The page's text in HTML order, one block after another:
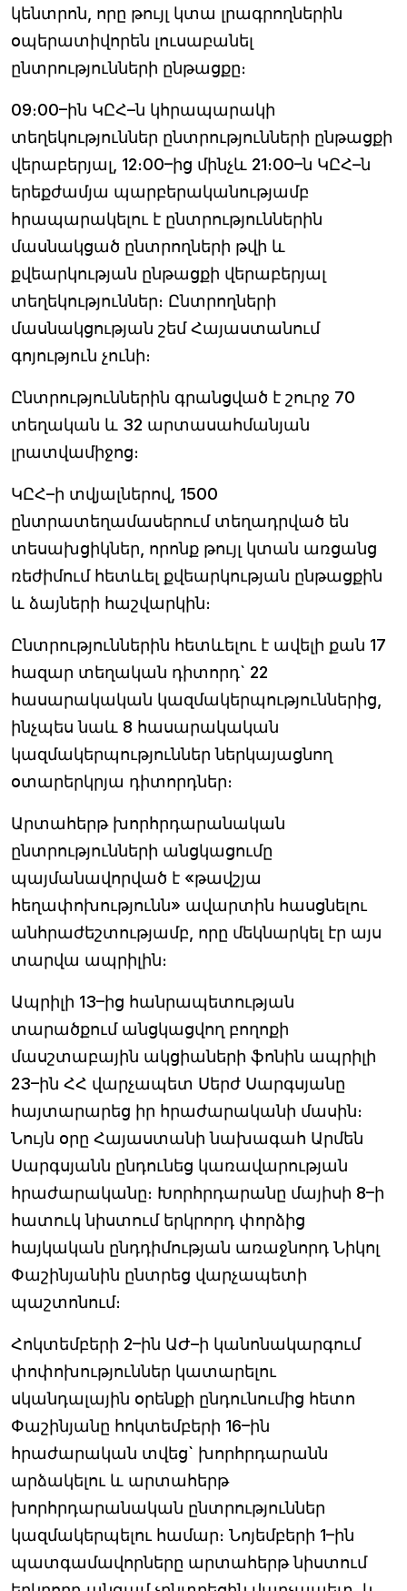
կենտրոն, որը թույլ կտա լրագրողներին
օպերատիվորեն լուսաբանել
ընտրությունների ընթացքը։
09։00–ին ԿԸՀ–ն կհրապարակի
տեղեկություններ ընտրությունների ընթացքի
վերաբերյալ, 12։00–ից մինչև 21։00–ն ԿԸՀ–ն
երեքժամյա պարբերականությամբ
հրապարակելու է ընտրություններին
մասնակցած ընտրողների թվի և
քվեարկության ընթացքի վերաբերյալ
տեղեկություններ։ Ընտրողների
մասնակցության շեմ Հայաստանում
գոյություն չունի։
Ընտրություններին գրանցված է շուրջ 70
տեղական և 32 արտասահմանյան
լրատվամիջոց։
ԿԸՀ–ի տվյալներով, 1500
ընտրատեղամասերում տեղադրված են
տեսախցիկներ, որոնք թույլ կտան առցանց
ռեժիմում հետևել քվեարկության ընթացքին
և ձայների հաշվարկին։
Ընտրություններին հետևելու է ավելի քան 17
հազար տեղական դիտորդ` 22
հասարակական կազմակերպություններից,
ինչպես նաև 8 հասարակական
կազմակերպություններ ներկայացնող
օտարերկրյա դիտորդներ։
Արտահերթ խորհրդարանական
ընտրությունների անցկացումը
պայմանավորված է «թավշյա
հեղափոխությունն» ավարտին հասցնելու
անհրաժեշտությամբ, որը մեկնարկել էր այս
տարվա ապրիլին։
Ապրիլի 13–ից հանրապետության
տարածքում անցկացվող բողոքի
մասշտաբային ակցիաների ֆոնին ապրիլի
23–ին ՀՀ վարչապետ Սերժ Սարգսյանը
հայտարարեց իր հրաժարականի մասին։
Նույն օրը Հայաստանի նախագահ Արմեն
Սարգսյանն ընդունեց կառավարության
հրաժարականը։ Խորհրդարանը մայիսի 8–ի
հատուկ նիստում երկրորդ փորձից
հայկական ընդդիմության առաջնորդ Նիկոլ
Փաշինյանին ընտրեց վարչապետի
պաշտոնում։
Հոկտեմբերի 2–ին ԱԺ–ի կանոնակարգում
փոփոխություններ կատարելու
սկանդալային օրենքի ընդունումից հետո
Փաշինյանը հոկտեմբերի 16–ին
հրաժարական տվեց` խորհրդարանն
արձակելու և արտահերթ
խորհրդարանական ընտրություններ
կազմակերպելու համար։ Նոյեմբերի 1–ին
պատգամավորները արտահերթ նիստում